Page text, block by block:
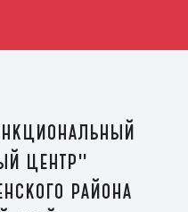
центр"
района